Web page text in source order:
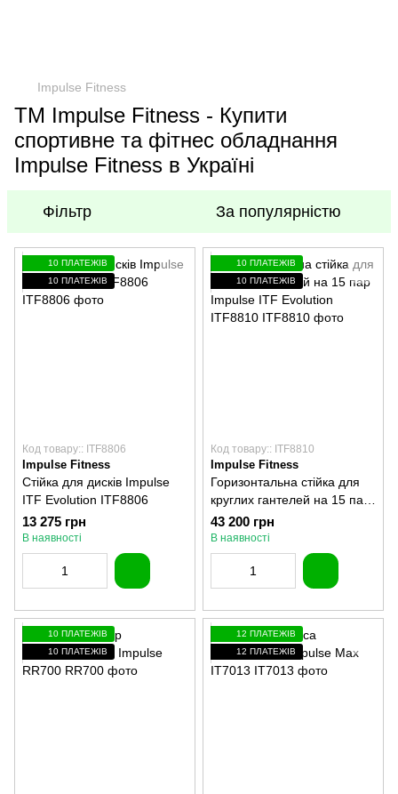
Impulse Fitness
TM Impulse Fitness - Купити
спортивне та фітнес обладнання
Impulse Fitness в Україні
Фільтр За популярністю
10 ПЛАТЕЖІВ
10 ПЛАТЕЖІВ
Код товару:: ITF8806
Impulse Fitness
Стійка для дисків Impulse
ITF Evolution ITF8806
13 275 грн
В наявності
10 ПЛАТЕЖІВ
10 ПЛАТЕЖІВ
Код товару:: ITF8810
Impulse Fitness
Горизонтальна стійка для
круглих гантелей на 15 пар
Impulse ITF Evolution
ITF8810
43 200 грн
В наявності
10 ПЛАТЕЖІВ
10 ПЛАТЕЖІВ
12 ПЛАТЕЖІВ
12 ПЛАТЕЖІВ